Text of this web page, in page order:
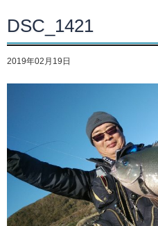
DSC_1421
2019年02月19日